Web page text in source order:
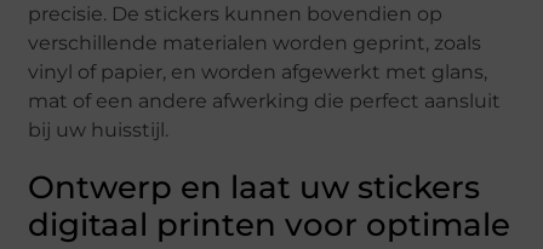
precisie. De stickers kunnen bovendien op
verschillende materialen worden geprint, zoals
vinyl of papier, en worden afgewerkt met glans,
mat of een andere afwerking die perfect aansluit
bij uw huisstijl.
Ontwerp en laat uw stickers
digitaal printen voor optimale